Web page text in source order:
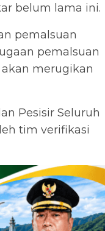
belum lama ini.
pemalsuan
pemalsuan
merugikan
Pesisir Seluruh
tim verifikasi